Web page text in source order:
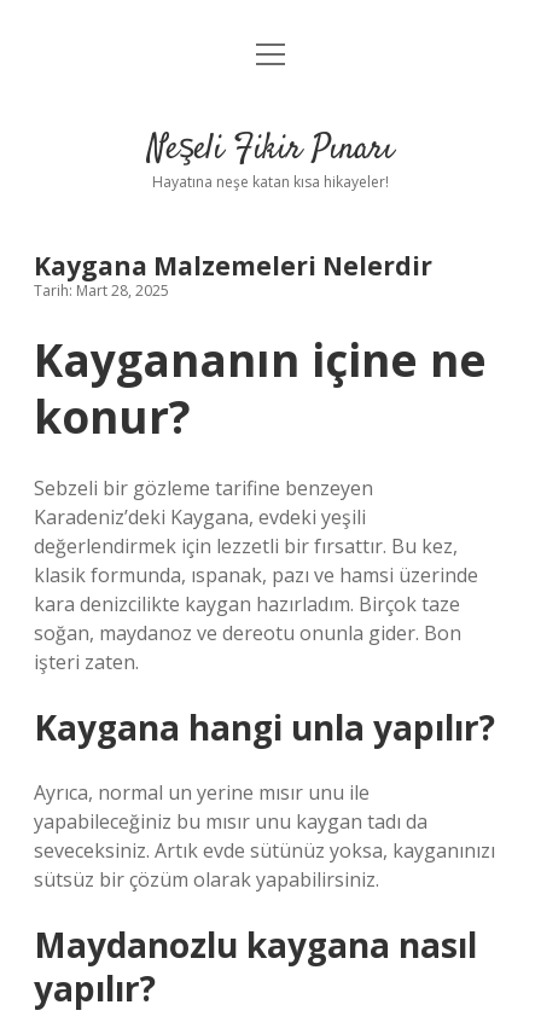
Anasayfa
Yasal Uyarı
menüyü
Neşeli Fikir Pınarı
Hayatına neşe katan kısa hikayeler!
Kaygana Malzemeleri Nelerdir
Tarih: Mart 28, 2025
Kaygananın içine ne
konur?
Sebzeli bir gözleme tarifine benzeyen
Karadeniz’deki Kaygana, evdeki yeşili
değerlendirmek için lezzetli bir fırsattır. Bu kez,
klasik formunda, ıspanak, pazı ve hamsi üzerinde
kara denizcilikte kaygan hazırladım. Birçok taze
soğan, maydanoz ve dereotu onunla gider. Bon
işteri zaten.
Kaygana hangi unla yapılır?
Ayrıca, normal un yerine mısır unu ile
yapabileceğiniz bu mısır unu kaygan tadı da
seveceksiniz. Artık evde sütünüz yoksa, kayganınızı
sütsüz bir çözüm olarak yapabilirsiniz.
Maydanozlu kaygana nasıl
yapılır?